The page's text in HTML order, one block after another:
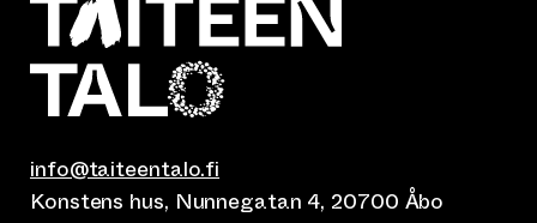
info@taiteentalo.fi
Konstens hus, Nunnegatan 4, 20700 Åbo